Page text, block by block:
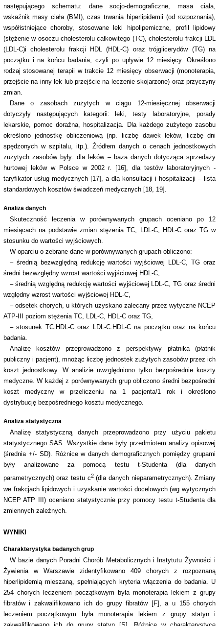
następującego schematu: dane socjo-demograficzne, masa ciała,
wskaźnik masy ciała (BMI), czas trwania hiperlipidemii (od rozpoznania),
współistniejące choroby, stosowane leki hipolipemiczne, profil lipidowy
(stężenie w osoczu cholesterolu całkowitego (TC), cholesterolu frakcji LDL
(LDL-C)i cholesterolu frakcji HDL (HDL-C) oraz trójglicerydów (TG) na
początku i na końcu badania, czyli po upływie 12 miesięcy. Określono
rodzaj stosowanej terapii w trakcie 12 miesięcy obserwacji (monoterapia,
przejście na inny lek lub przejście na leczenie skojarzone) oraz przyczyny
zmian.
Dane o zasobach zużytych w ciągu 12-miesięcznej obserwacji
dotyczyły następujących kategorii: leki, testy laboratoryjne, porady
lekarskie, pomoc doraźna, hospitalizacja. Dla każdego zużytego zasobu
określono jednostkę obliczeniową (np. liczbę dawek leków, liczbę dni
spędzonych w szpitalu, itp.). Źródłem danych o cenach jednostkowych
zużytych zasobów były: dla leków – baza danych dotycząca sprzedaży
hurtowej leków w Polsce w 2002 r. [16], dla testów laboratoryjnych -
taryfikator usług medycznych [17], a dla konsultacji i hospitalizacji – lista
standardowych kosztów świadczeń medycznych [18, 19].
Analiza danych
Skuteczność leczenia w porównywanych grupach oceniano po 12
miesiącach na podstawie zmian stężenia TC, LDL-C, HDL-C oraz TG w
stosunku do wartości wyjściowych.
W oparciu o zebrane dane w porównywanych grupach obliczono:
– średnią bezwzględną redukcję wartości wyjściowej LDL-C, TG oraz
średni bezwzględny wzrost wartości wyjściowej HDL-C,
– średnią względną redukcję wartości wyjściowej LDL-C, TG oraz średni
względny wzrost wartości wyjściowej HDL-C,
– odsetek chorych, u których uzyskano zalecany przez wytyczne NCEP
ATP-III poziom stężenia TC, LDL-C, HDL-C oraz TG,
– stosunek TC:HDL-C oraz LDL-C:HDL-C na początku oraz na końcu
badania.
Analizę kosztów przeprowadzono z perspektywy płatnika (płatnik
publiczny i pacjent), mnożąc liczbę jednostek zużytych zasobów przez ich
koszt jednostkowy. W analizie uwzględniono tylko bezpośrednie koszty
medyczne. W każdej z porównywanych grup obliczono średni bezpośredni
koszt medyczny w przeliczeniu na 1 pacjenta/1 rok i określono
dystrybucję bezpośredniego kosztu medycznego.
Analiza statystyczna
Analizę statystyczną danych przeprowadzono przy użyciu pakietu
statystycznego SAS. Wszystkie dane były przedmiotem analizy opisowej
(średnia +/- SD). Różnice w danych demograficznych pomiędzy grupami
były analizowane za pomocą testu t-Studenta (dla danych
parametrycznych) oraz testu c2(dla danych nieparametrycznych). Zmiany
we frakcjach lipidowych i uzyskanie wartości docelowych (wg wytycznych
NCEP ATP III) oceniano statystycznie przy pomocy testu t-Studenta dla
zmiennych zależnych.
WYNIKI
Charakterystyka badanych grup
W bazie danych Poradni Chorób Metabolicznych i Instytutu Żywności i
Żywienia w Warszawie zidentyfikowano 409 chorych z rozpoznaną
hiperlipidemią mieszaną, spełniających kryteria włączenia do badania. U
254 chorych leczeniem początkowym była monoterapia lekiem z grupy
fibratów i zakwalifikowano ich do grupy fibratów [F], a u 155 chorych
leczeniem początkowym była monoterapia lekiem z grupy statyn i